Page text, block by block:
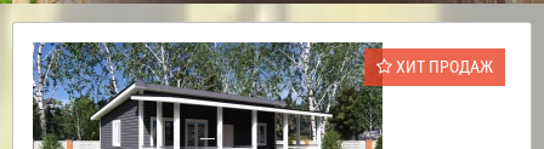
ХИТ ПРОДАЖ